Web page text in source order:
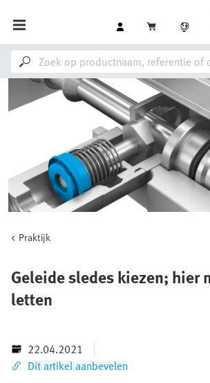
Praktijk
Geleide sledes kiezen; hier
letten
22.04.2021
Dit artikel aanbevelen